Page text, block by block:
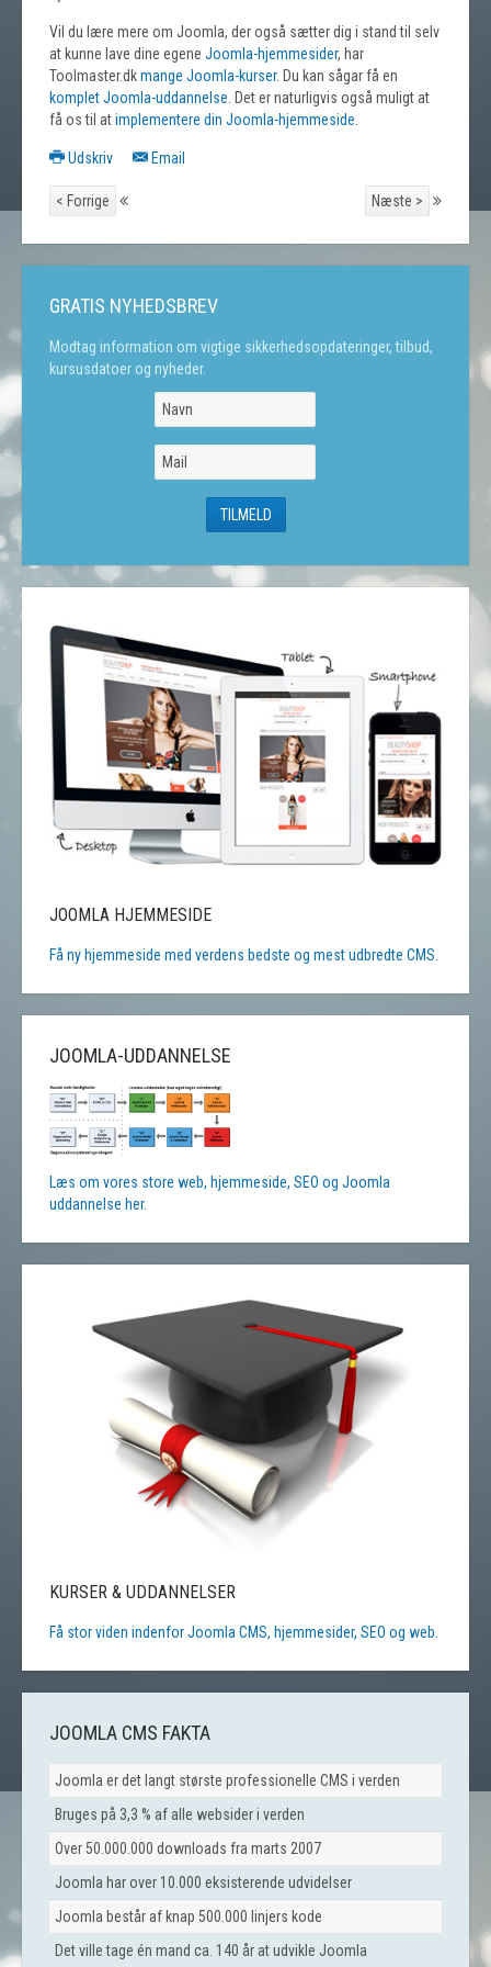
Vil du lære mere om Joomla, der også sætter dig i stand til selv
at kunne lave dine egene Joomla-hjemmesider, har
Toolmaster.dkmange Joomla-kurser. Du kan sågar få en
komplet Joomla-uddannelse . Det er naturligvis også muligt at
få os til atimplementere din Joomla-hjemmeside
Udskriv Email
< Forrige Næste >
GRATIS NYHEDSBREV
Modtag information om vigtige sikkerhedsopdateringer, tilbud,
kursusdatoer og nyheder.
JOOMLA HJEMMESIDE
Få ny hjemmeside med verdens bedste og mest udbredte CMS.
JOOMLA-UDDANNELSE
Læs om vores store web, hjemmeside, SEO og Joomla
uddannelse her.
KURSER & UDDANNELSER
Få stor viden indenfor Joomla CMS, hjemmesider, SEO og web.
JOOMLA CMS FAKTA
Joomla er det langt største professionelle CMS i verden
Bruges på 3,3 % af alle websider i verden
Over 50.000.000 downloads fra marts 2007
Joomla har over 10.000 eksisterende udvidelser
Joomla består af knap 500.000 linjers kode
Det ville tage én mand ca. 140 år at udvikle Joomla